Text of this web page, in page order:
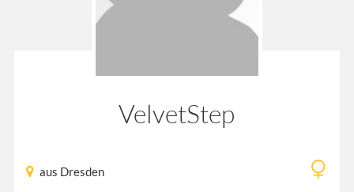
VelvetStep
aus Dresden